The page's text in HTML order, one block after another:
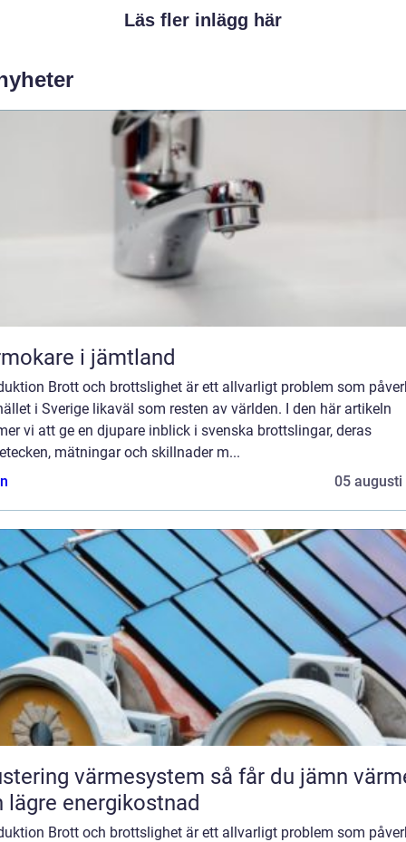
Läs fler inlägg här
i jämtland
Brott och brottslighet är ett allvarligt problem som
i Sverige likaväl som resten av världen. I den här artikeln
vi att ge en djupare inblick i svenska brottslingar, deras
mätningar och skillnader m...
05 augusti
värmesystem så får du jämn värme
lägre energikostnad
Brott och brottslighet är ett allvarligt problem som